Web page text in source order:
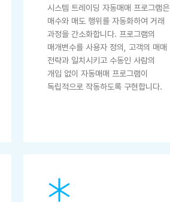
시스템 트레이딩 자동매매 프로그램은
매수와 매도 행위를 자동화하여 거래
과정을 간소화합니다. 프로그램의
매개변수를 사용자 정의, 고객의 매매
전략과 일치시키고 수동인 사람의
개입 없이 자동매매 프로그램이
독립적으로 작동하도록 구현합니다.